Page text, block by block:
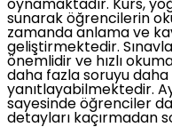
oynamaktadır. Kurs,
sunarak öğrencilerin
zamanda anlama ve
geliştirmektedir.
önemlidir ve hızlı
daha fazla soruyu daha
yanıtlayabilmektedir.
sayesinde öğrenciler
detayları kaçırmadan